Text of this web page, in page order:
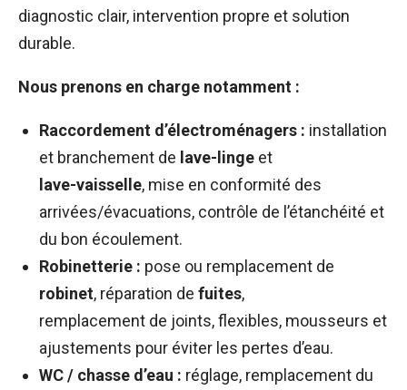
diagnostic clair, intervention propre et solution
durable.
Nous prenons en charge notamment :
Raccordement d’électroménagers : installation
et branchement de lave-linge et
lave-vaisselle, mise en conformité des
arrivées/évacuations, contrôle de l’étanchéité et
du bon écoulement.
Robinetterie : pose ou remplacement de
robinet, réparation de fuites,
remplacement de joints, flexibles, mousseurs et
ajustements pour éviter les pertes d’eau.
WC / chasse d’eau : réglage, remplacement du